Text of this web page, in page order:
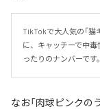
TikTokで大人気の「猫
に、キャッチーで中
ったりのナンバーです。
なお「肉球ピンクの